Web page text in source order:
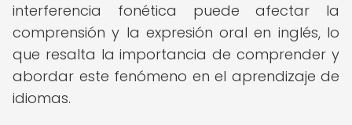
interferencia fonética puede afectar la
comprensión y la expresión oral en inglés, lo
que resalta la importancia de comprender y
abordar este fenómeno en el aprendizaje de
idiomas.